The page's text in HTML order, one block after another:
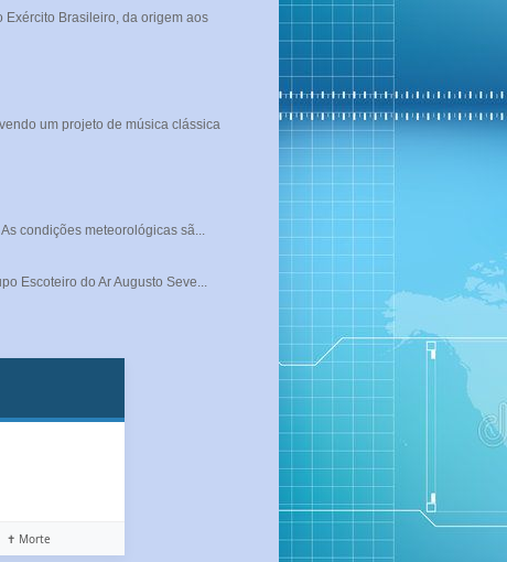
Exército Brasileiro, da origem aos
um projeto de música clássica
condições meteorológicas sã...
Escoteiro do Ar Augusto Seve...
✝️ Morte